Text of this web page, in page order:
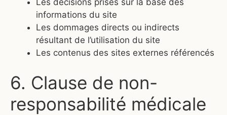
informations du site
Les dommages directs ou indirects
résultant de l’utilisation du site
Les contenus des sites externes référencés
6. Clause de non-
responsabilité médicale